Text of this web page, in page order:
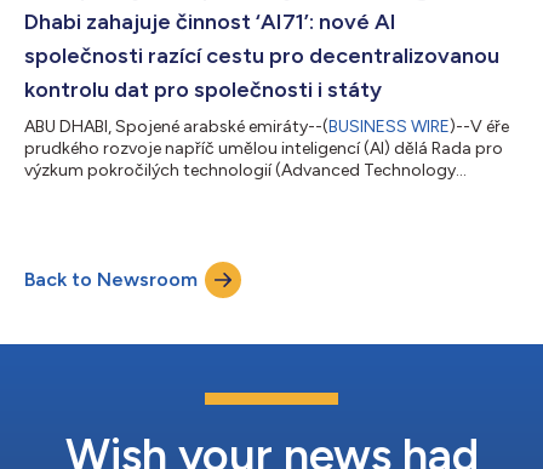
Dhabi zahajuje činnost ‘AI71’: nové AI
společnosti razící cestu pro decentralizovanou
kontrolu dat pro společnosti i státy
ABU DHABI, Spojené arabské emiráty--(BUSINESS WIRE)--V éře
prudkého rozvoje napříč umělou inteligencí (AI) dělá Rada pro
výzkum pokročilých technologií (Advanced Technology
TII (Technology Innovation Institute) a zaměří se
multidoménové specializace při současné nabídce
bezpříkladných možností AI kontroly dat pro spol...
Back to Newsroom
Wish your news had